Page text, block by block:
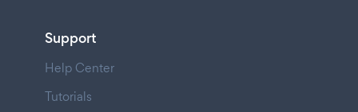
Support
Help Center
Tutorials